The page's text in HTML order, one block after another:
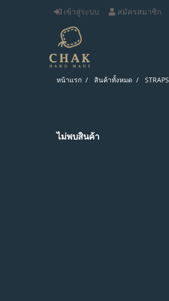
เข้าสู่ระบบ สมัครสมาชิก
หน้าแรก สินค้าทั้งหมด STRAPS
ไม่พบสินค้า